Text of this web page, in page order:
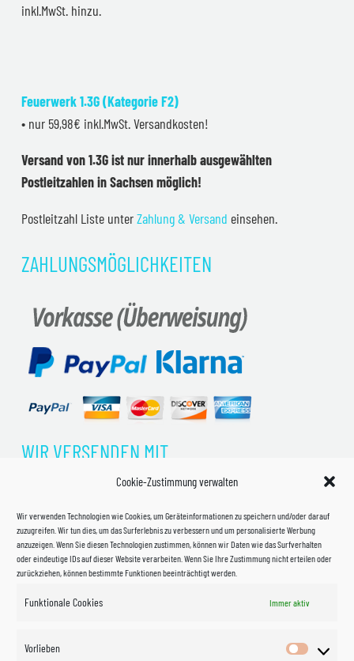
Cookie-Zustimmung verwalten
Wir verwenden Technologien wie Cookies, um Geräteinformationen zu speichern und/oder darauf
zuzugreifen. Wir tun dies, um das Surferlebnis zu verbessern und um personalisierte Werbung
anzuzeigen. Wenn Sie diesen Technologien zustimmen, können wir Daten wie das Surfverhalten
oder eindeutige IDs auf dieser Website verarbeiten. Wenn Sie Ihre Zustimmung nicht erteilen oder
zurückziehen, können bestimmte Funktionen beeinträchtigt werden.
Funktionale Cookies Immer aktiv
Vorlieben
inkl.MwSt. hinzu.
Feuerwerk 1.3G (Kategorie F2)
• nur 59,98€ inkl.MwSt. Versandkosten!
Versand von 1.3G ist nur innerhalb ausgewählten
Postleitzahlen in Sachsen möglich!
Postleitzahl Liste unterZahlung & Versand einsehen.
ZAHLUNGSMÖGLICHKEITEN
WIR VERSENDEN MIT